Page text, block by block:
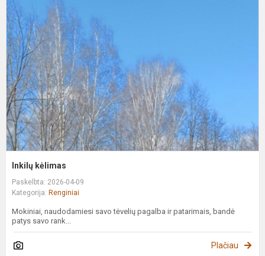
Inkilų kėlimas
Paskelbta: 2026-04-09
Kategorija: Renginiai
Mokiniai, naudodamiesi savo tėvelių pagalba ir patarimais, bandė
patys savo rank...
Plačiau